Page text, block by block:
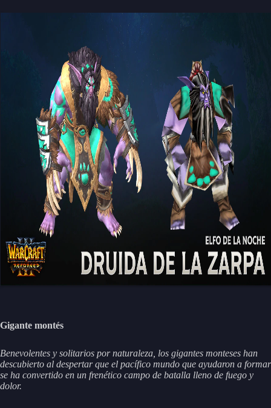
Gigante montés
Benevolentes y solitarios por naturaleza, los gigantes monteses han
descubierto al despertar que el pacífico mundo que ayudaron a formar
se ha convertido en un frenético campo de batalla lleno de fuego y
dolor.